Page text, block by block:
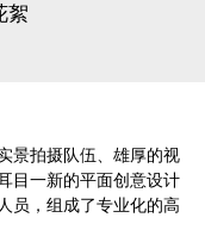
絮
景拍摄队伍、雄厚的视
目一新的平面创意设计
员，组成了专业化的高